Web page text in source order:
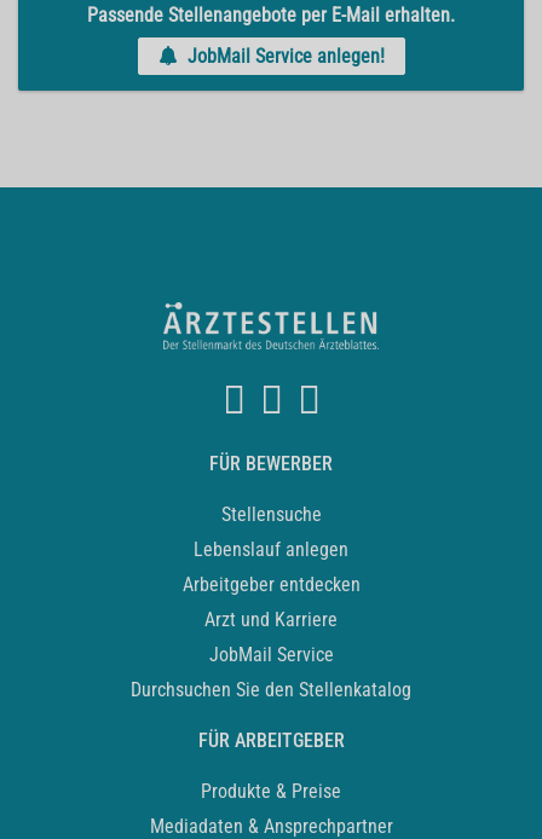
Passende Stellenangebote per E-Mail erhalten.
JobMail Service anlegen!
FÜR BEWERBER
Stellensuche
Lebenslauf anlegen
Arbeitgeber entdecken
Arzt und Karriere
JobMail Service
Durchsuchen Sie den Stellenkatalog
FÜR ARBEITGEBER
Produkte & Preise
Mediadaten & Ansprechpartner